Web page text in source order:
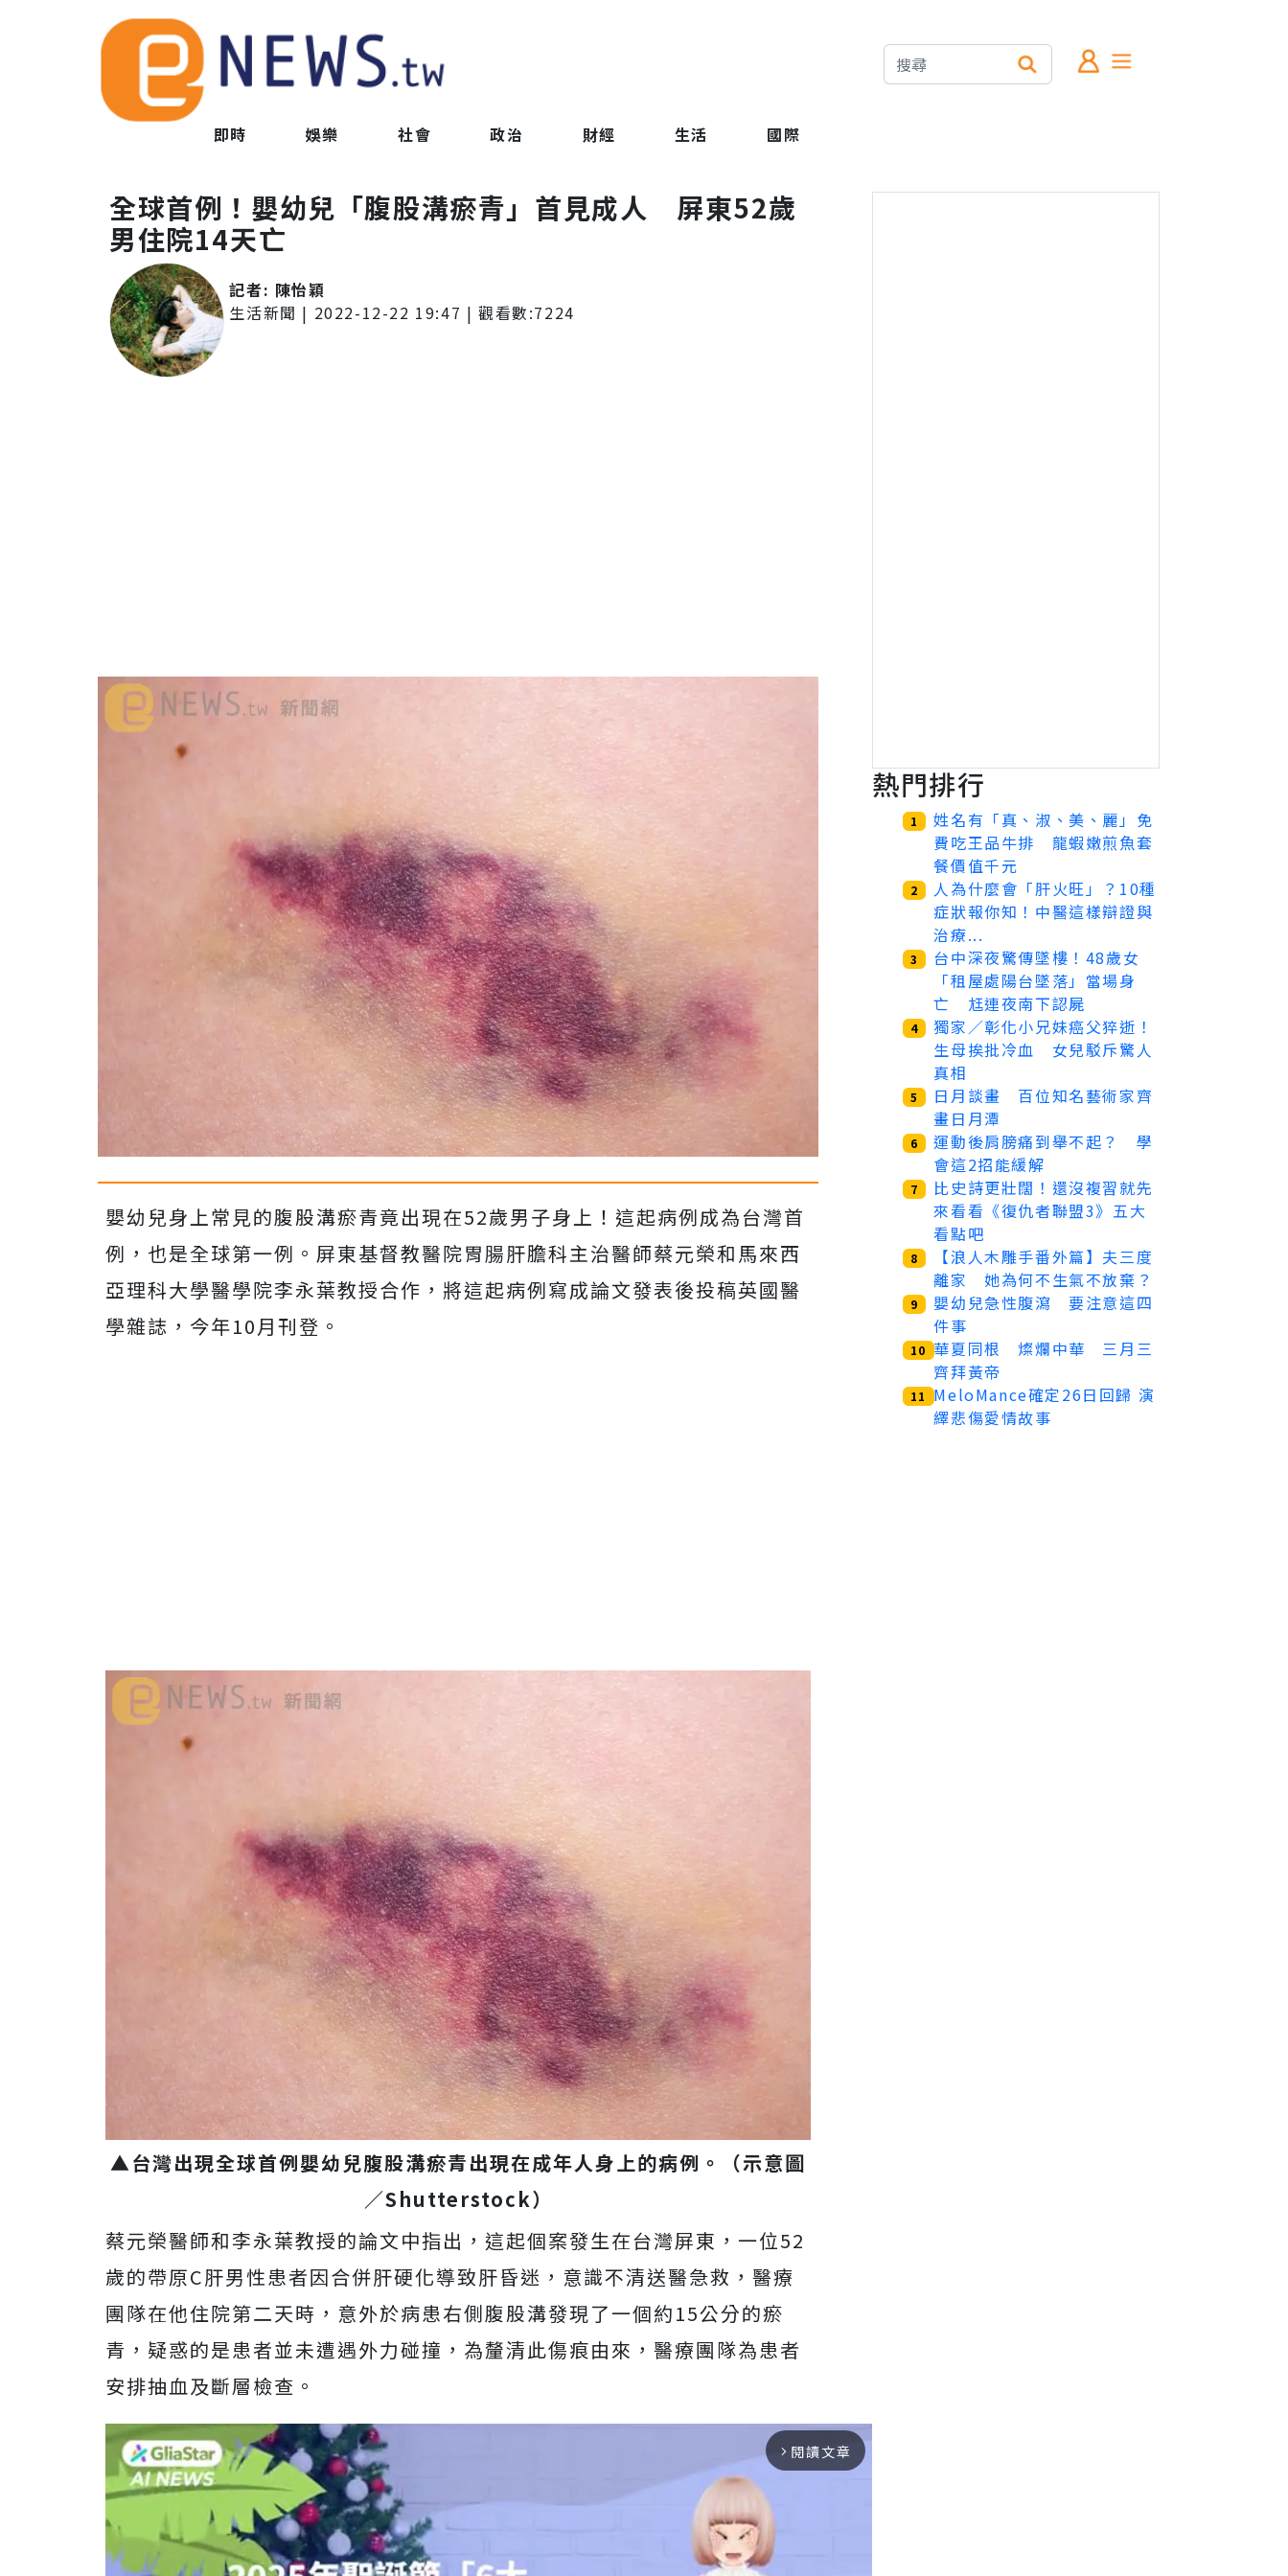
即時 娛樂 社會 政治 財經 生活 國際
全球首例！嬰幼兒「腹股溝瘀青」首見成人 屏東52歲
男住院14天亡
記者: 陳怡穎
生活新聞 | 2022-12-22 19:47 | 觀看數:7224
嬰幼兒身上常見的腹股溝瘀青竟出現在52歲男子身上！這起病例成為台灣首
例，也是全球第一例。屏東基督教醫院胃腸肝膽科主治醫師蔡元榮和馬來西
亞理科大學醫學院李永葉教授合作，將這起病例寫成論文發表後投稿英國醫
學雜誌，今年10月刊登。
▲台灣出現全球首例嬰幼兒腹股溝瘀青出現在成年人身上的病例。（示意圖
／Shutterstock）
蔡元榮醫師和李永葉教授的論文中指出，這起個案發生在台灣屏東，一位52
歲的帶原C肝男性患者因合併肝硬化導致肝昏迷，意識不清送醫急救，醫療
團隊在他住院第二天時，意外於病患右側腹股溝發現了一個約15公分的瘀
青，疑惑的是患者並未遭遇外力碰撞，為釐清此傷痕由來，醫療團隊為患者
安排抽血及斷層檢查。
arrow_forward_ios 閱讀文章
熱門排行
1
姓名有「真、淑、美、麗」免
費吃王品牛排 龍蝦嫩煎魚套
餐價值千元
2
人為什麼會「肝火旺」？10種
症狀報你知！中醫這樣辯證與
治療...
3
台中深夜驚傳墜樓！48歲女
「租屋處陽台墜落」當場身
亡 尪連夜南下認屍
4
獨家／彰化小兄妹癌父猝逝！
生母挨批冷血 女兒駁斥驚人
真相
5
日月談畫 百位知名藝術家齊
畫日月潭
6
運動後肩膀痛到舉不起？ 學
會這2招能緩解
7
比史詩更壯闊！還沒複習就先
來看看《復仇者聯盟3》五大
看點吧
8
【浪人木雕手番外篇】夫三度
離家 她為何不生氣不放棄？
9
嬰幼兒急性腹瀉 要注意這四
件事
10 華夏同根 燦爛中華 三月三
齊拜黃帝
11
MeloMance確定26日回歸 演
繹悲傷愛情故事